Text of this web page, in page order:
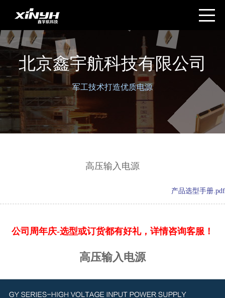
北京鑫宇航科技有限公司
军工技术打造优质电源
高压输入电源
产品选型手册.pdf
公司周年庆-选型或订货都有好礼，详情咨询客服！
高压输入电源